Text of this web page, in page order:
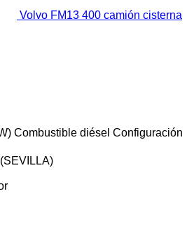
Volvo FM13 400 camión cisterna
Combustible diésel Configuración